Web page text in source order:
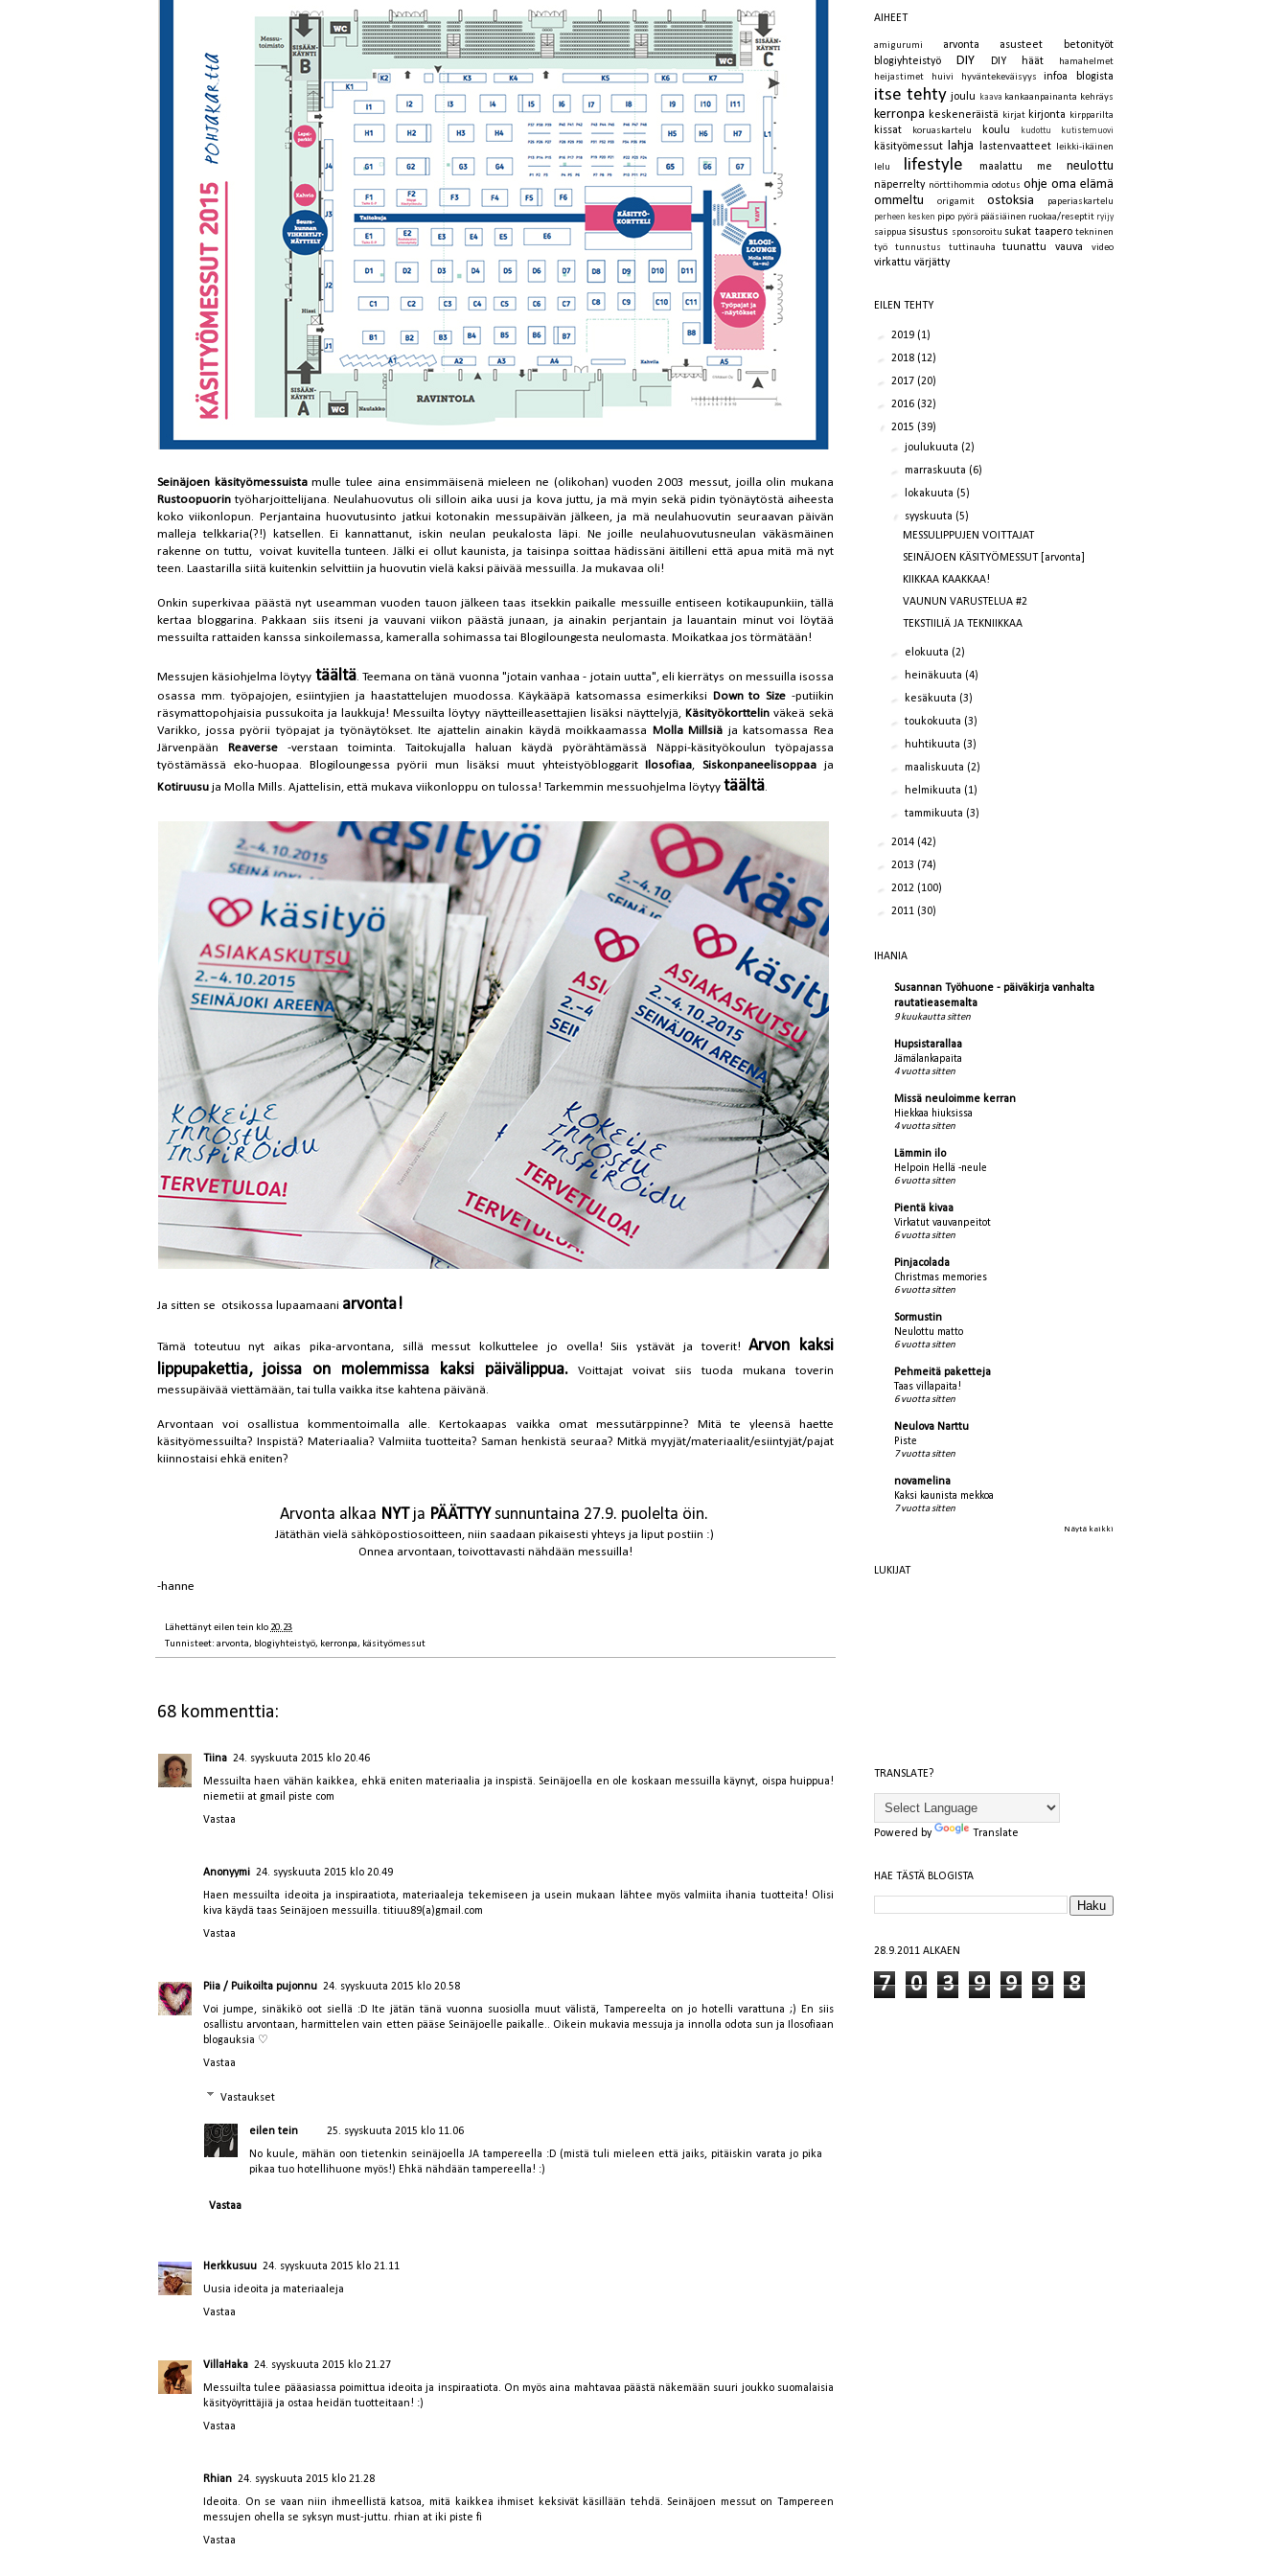
Seinäjoen käsityömessuistamulle tulee aina ensimmäisenä mieleen ne (olikohan) vuoden 2003 messut, joilla olin mukana
Rustoopuorin työharjoittelijana. Neulahuovutus oli silloin aika uusi ja kova juttu, ja mä myin sekä pidin työnäytöstä aiheesta
koko viikonlopun. Perjantaina huovutusinto jatkui kotonakin messupäivän jälkeen, ja mä neulahuovutin seuraavan päivän
malleja telkkaria(?!) katsellen. Ei kannattanut, iskin neulan peukalosta läpi. Ne joille neulahuovutusneulan väkäsmäinen
rakenne on tuttu, voivat kuvitella tunteen. Jälki ei ollut kaunista, ja taisinpa soittaa hädissäni äitilleni että apua mitä mä nyt
teen. Laastarilla siitä kuitenkin selvittiin ja huovutin vielä kaksi päivää messuilla. Ja mukavaa oli!
Onkin superkivaa päästä nyt useamman vuoden tauon jälkeen taas itsekkin paikalle messuille entiseen kotikaupunkiin, tällä
kertaa bloggarina. Pakkaan siis itseni ja vauvani viikon päästä junaan, ja ainakin perjantain ja lauantain minut voi löytää
messuilta rattaiden kanssa sinkoilemassa, kameralla sohimassa tai Blogiloungesta neulomasta. Moikatkaa jos törmätään!
Messujen käsiohjelma löytyy täältä. Teemana on tänä vuonna "jotain vanhaa - jotain uutta", eli kierrätys on messuilla isossa
osassa mm. työpajojen, esiintyjien ja haastattelujen muodossa. Käykääpä katsomassa esimerkiksi Down to Size -putiikin
räsymattopohjaisia pussukoita ja laukkuja! Messuilta löytyy näytteilleasettajien lisäksi näyttelyjä, Käsityökorttelinväkeä sekä
Varikko, jossa pyörii työpajat ja työnäytökset. Ite ajattelin ainakin käydä moikkaamassa Molla Millsiä ja katsomassa Rea
Järvenpään Reaverse -verstaan toiminta. Taitokujalla haluan käydä pyörähtämässä Näppi-käsityökoulun työpajassa
työstämässä eko-huopaa. Blogiloungessa pyörii mun lisäksi muut yhteistyöbloggaritIlosofiaa ,Siskonpaneelisoppaa ja
Kotiruusu ja Molla Mills. Ajattelisin, että mukava viikonloppu on tulossa! Tarkemmin messuohjelma löytyy täältä
Ja sitten se otsikossa lupaamaani arvonta!
Tämä toteutuu nyt aikas pika-arvontana, sillä messut kolkuttelee jo ovella! Siis ystävät ja toverit!Arvon kaksi
lippupakettia, joissa on molemmissa kaksi päivälippua.
Voittajat voivat siis tuoda mukana toverin
messupäivää viettämään, tai tulla vaikka itse kahtena päivänä.
Arvontaan voi osallistua kommentoimalla alle. Kertokaapas vaikka omat messutärppinne? Mitä te yleensä haette
käsityömessuilta? Inspistä? Materiaalia? Valmiita tuotteita? Saman henkistä seuraa? Mitkä myyjät/materiaalit/esiintyjät/pajat
kiinnostaisi ehkä eniten?
Arvonta alkaa NYTja PÄÄTTYYsunnuntaina 27.9. puolelta öin.
Jätäthän vielä sähköpostiosoitteen, niin saadaan pikaisesti yhteys ja liput postiin :)
Onnea arvontaan, toivottavasti nähdään messuilla!
-hanne
Lähettänyteilen tein klo 20.23
Tunnisteet: arvonta, blogiyhteistyö, kerronpa, käsityömessut
68 kommenttia:
Tiina 24. syyskuuta 2015 klo 20.46
Messuilta haen vähän kaikkea, ehkä eniten materiaalia ja inspistä. Seinäjoella en ole koskaan messuilla käynyt, oispa huippua!
niemetii at gmail piste com
Vastaa
Anonyymi 24. syyskuuta 2015 klo 20.49
Haen messuilta ideoita ja inspiraatiota, materiaaleja tekemiseen ja usein mukaan lähtee myös valmiita ihania tuotteita! Olisi
kiva käydä taas Seinäjoen messuilla. titiuu89(a)gmail.com
Vastaa
Piia / Puikoilta pujonnu 24. syyskuuta 2015 klo 20.58
Voi jumpe, sinäkikö oot siellä :D Ite jätän tänä vuonna suosiolla muut välistä, Tampereelta on jo hotelli varattuna ;) En siis
osallistu arvontaan, harmittelen vain etten pääse Seinäjoelle paikalle.. Oikein mukavia messuja ja innolla odota sun ja Ilosofiaan
blogauksia ♡
Vastaa
Vastaukset
eilen tein
25. syyskuuta 2015 klo 11.06
No kuule, mähän oon tietenkin seinäjoella JA tampereella :D (mistä tuli mieleen että jaiks, pitäiskin varata jo pika
pikaa tuo hotellihuone myös!) Ehkä nähdään tampereella! :)
Vastaa
Herkkusuu 24. syyskuuta 2015 klo 21.11
Uusia ideoita ja materiaaleja
Vastaa
VillaHaka 24. syyskuuta 2015 klo 21.27
Messuilta tulee pääasiassa poimittua ideoita ja inspiraatiota. On myös aina mahtavaa päästä näkemään suuri joukko suomalaisia
käsityöyrittäjiä ja ostaa heidän tuotteitaan! :)
Vastaa
Rhian 24. syyskuuta 2015 klo 21.28
Ideoita. On se vaan niin ihmeellistä katsoa, mitä kaikkea ihmiset keksivät käsillään tehdä. Seinäjoen messut on Tampereen
messujen ohella se syksyn must-juttu. rhian at iki piste fi
Vastaa
AIHEET
amigurumi arvonta asusteet
betonityöt
blogiyhteistyö
DIY DIY häät
hamahelmet
heijastimet
huivi hyväntekeväisyys infoa blogista
itse tehty joulu kaava kankaanpainanta kehräys
kerronpa keskeneräistä kirjat kirjonta kirpparilta
kissat koruaskartelu koulu kudottu kutistemuovi
käsityömessut lahja lastenvaatteet
leikki-ikäinen
lelu
lifestyle maalattu me neulottu
näperrelty nörttihommia odotus ohje oma elämä
ommeltu
origamit ostoksia paperiaskartelu
perheen kesken pipo pyörä pääsiäinen ruokaa/reseptit ryijy
saippua sisustus sponsoroitu sukat taapero tekninen
työ
tunnustus tuttinauha tuunattu vauva video
virkattu värjätty
EILEN TEHTY
► 2019 (1)
► 2018 (12)
► 2017 (20)
► 2016 (32)
▼ 2015 (39)
►joulukuuta (2)
►marraskuuta (6)
► lokakuuta (5)
▼ syyskuuta (5)
MESSULIPPUJEN VOITTAJAT
SEINÄJOEN KÄSITYÖMESSUT [arvonta]
KIIKKAA KAAKKAA!
VAUNUN VARUSTELUA #2
TEKSTIILIÄ JA TEKNIIKKAA
► elokuuta (2)
► heinäkuuta (4)
► kesäkuuta (3)
►toukokuuta (3)
► huhtikuuta (3)
►maaliskuuta (2)
► helmikuuta (1)
►tammikuuta (3)
► 2014 (42)
► 2013 (74)
► 2012 (100)
► 2011 (30)
IHANIA
Susannan Työhuone - päiväkirja vanhalta
rautatieasemalta
9 kuukautta sitten
Hupsistarallaa
Jämälankapaita
4 vuotta sitten
Missä neuloimme kerran
Hiekkaa hiuksissa
4 vuotta sitten
Lämmin ilo
Helpoin Hellä -neule
6 vuotta sitten
Pientä kivaa
Virkatut vauvanpeitot
6 vuotta sitten
Pinjacolada
Christmas memories
6 vuotta sitten
Sormustin
Neulottu matto
6 vuotta sitten
Pehmeitä paketteja
Taas villapaita!
6 vuotta sitten
Neulova Narttu
Piste
7 vuotta sitten
novamelina
Kaksi kaunista mekkoa
7 vuotta sitten
Näytä kaikki
LUKIJAT
TRANSLATE?
Powered by Translate
HAE TÄSTÄ BLOGISTA
28.9.2011 ALKAEN
7 0 3 9 9 9 8